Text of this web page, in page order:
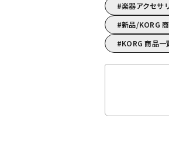
楽器アクセサ
新品/KORG
KORG 商品一